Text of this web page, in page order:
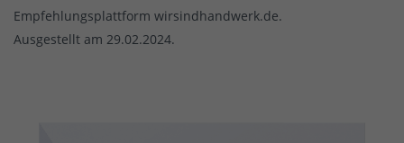
Empfehlungsplattform wirsindhandwerk.de.
Ausgestellt am 29.02.2024.